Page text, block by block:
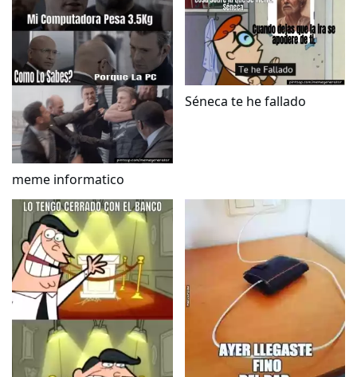
meme informatico
Séneca te he fallado